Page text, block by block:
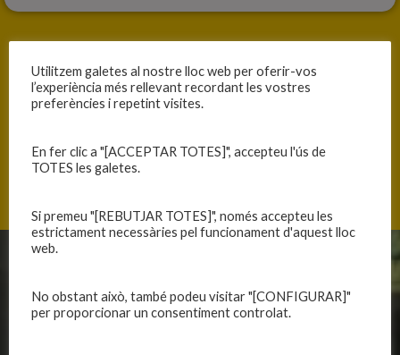
ANTERIOR
Primer equip masculí
Utilitzem galetes al nostre lloc web per oferir-vos
l’experiència més rellevant recordant les vostres
preferències i repetint visites.
En fer clic a "[ACCEPTAR TOTES]", accepteu l'ús de
TOTES les galetes.
Si premeu "[REBUTJAR TOTES]", només accepteu les
estrictament necessàries pel funcionament d'aquest lloc
web.
No obstant això, també podeu visitar "[CONFIGURAR]"
per proporcionar un consentiment controlat.